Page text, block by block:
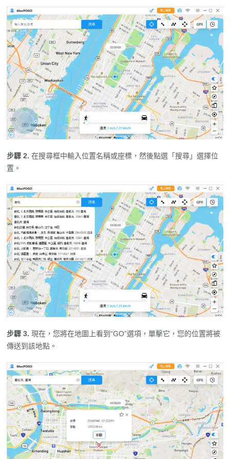
步驟 2. 在搜尋框中輸入位置名稱或座標，然後點選「搜尋」選擇位
置。
步驟 3. 現在，您將在地圖上看到“GO”選項，單擊它，您的位置將被
傳送到該地點。